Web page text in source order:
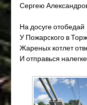
Сергею
На досуге отобедай
У Пожарского в
Жареных котлет
И отправься